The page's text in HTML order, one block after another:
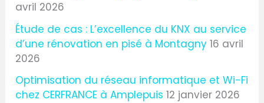
avril 2026
Étude de cas : L’excellence du KNX au service
d’une rénovation en pisé à Montagny 16 avril
2026
Optimisation du réseau informatique et Wi-Fi
chez CERFRANCE à Amplepuis 12 janvier 2026